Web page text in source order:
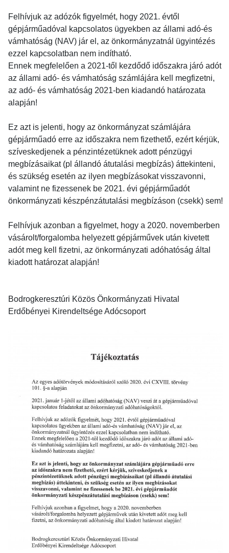
Felhívjuk az adózók figyelmét, hogy 2021. évtől
gépjárműadóval kapcsolatos ügyekben az állami adó-és
vámhatóság (NAV) jár el, az önkormányzatnál ügyintézés
ezzel kapcsolatban nem indítható.
Ennek megfelelően a 2021-től kezdődő időszakra járó adót
az állami adó- és vámhatóság számlájára kell megfizetni,
az adó- és vámhatóság 2021-ben kiadandó határozata
alapján!
Ez azt is jelenti, hogy az önkormányzat számlájára
gépjárműadó erre az időszakra nem fizethető, ezért kérjük,
szíveskedjenek a pénzintézetüknek adott pénzügyi
megbízásaikat (pl állandó átutalási megbízás) áttekinteni,
és szükség esetén az ilyen megbízásokat visszavonni,
valamint ne fizessenek be 2021. évi gépjárműadót
önkormányzati készpénzátutalási megbízáson (csekk) sem!
Felhívjuk azonban a figyelmet, hogy a 2020. novemberben
vásárolt/forgalomba helyezett gépjárművek után kivetett
adót meg kell fizetni, az önkormányzati adóhatóság által
kiadott határozat alapján!
Bodrogkeresztúri Közös Önkormányzati Hivatal
Erdőbényei Kirendeltsége Adócsoport